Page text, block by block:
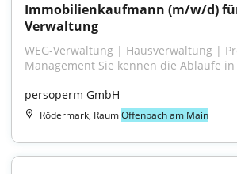
Immobilienkaufmann (m/w/d) für
Verwaltung
WEG-Verwaltung | Hausverwaltung |
Management Sie kennen die Abläufe
persoperm GmbH
Rödermark, RaumOffenbach am Main